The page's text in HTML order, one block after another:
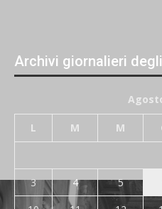
Archivi giornalieri
L M M
3
4 5